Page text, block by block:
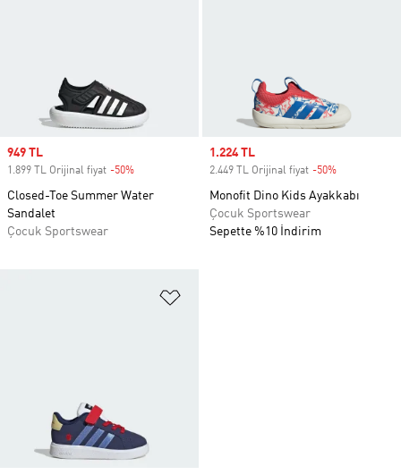
Sale price
949 TL
1.899 TL Orijinal fiyat -50%
Closed-Toe Summer Water
Sandalet
Çocuk Sportswear
Sale price
1.224 TL
2.449 TL Orijinal fiyat -50%
Monofit Dino Kids Ayakkabı
Çocuk Sportswear
Sepette %10 İndirim